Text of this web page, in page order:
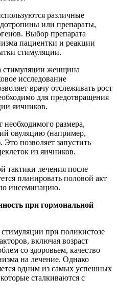
различные
или препараты,
Выбор препарата
пациентки и реакции
стимуляции.
стимуляции женщина
исследование
врачу отслеживать рост
для предотвращения
яичников.
размера,
овуляцию (например,
позволяет запустить
из яичников.
тактики лечения после
планировать половой акт
инсеминацию.
при гормональной
при поликистозе
включая возраст
со здоровьем, качество
на лечение. Однако
одним из самых успешных
сталкиваются с